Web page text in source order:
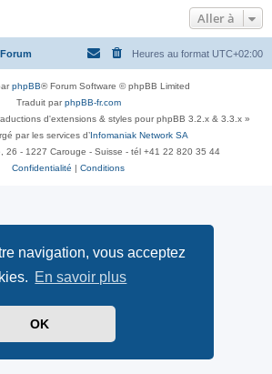
navigation, vous acceptez
En savoir plus
OK
Aller à
Forum Heures au format UTC+02:00
phpBB® Forum Software © phpBB Limited
Traduit parphpBB-fr.com
d'extensions & styles pour phpBB 3.2.x & 3.3.x »
par les services d’ Infomaniak Network SA
26 - 1227 Carouge - Suisse - tél +41 22 820 35 44
Confidentialité
Conditions